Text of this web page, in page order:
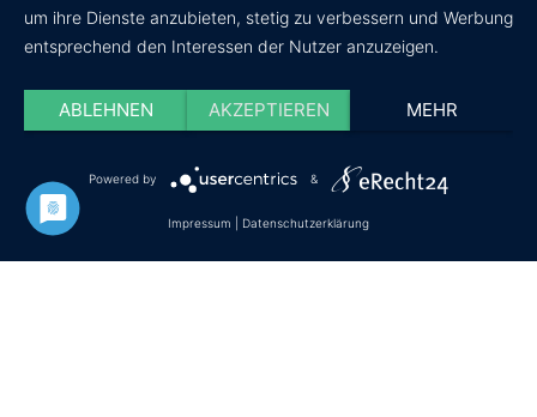
Datenschutz Impressum Cookie-Einstellungen
© Copyright - wir-testen-du-kaufst.de
um ihre Dienste anzubieten, stetig zu verbessern und Werbung
entsprechend den Interessen der Nutzer anzuzeigen.
ABLEHNEN AKZEPTIEREN MEHR
Powered by &
Impressum Datenschutzerklärung